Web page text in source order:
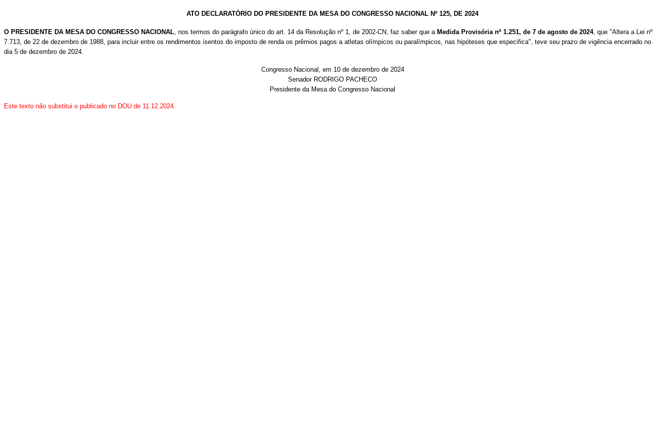
ATO DECLARATÓRIO DO PRESIDENTE DA MESA DO CONGRESSO NACIONAL Nº 125, DE 2024
O PRESIDENTE DA MESA DO CONGRESSO NACIONAL, nos termos do parágrafo único do art. 14 da Resolução nº 1, de 2002-CN, faz saber que a Medida Provisória nº 1.251, de 7 de agosto de 2024, que "Altera a Lei nº
7.713, de 22 de dezembro de 1988, para incluir entre os rendimentos isentos do imposto de renda os prêmios pagos a atletas olímpicos ou paralímpicos, nas hipóteses que especifica", teve seu prazo de vigência encerrado no
dia 5 de dezembro de 2024.
Congresso Nacional, em 10 de dezembro de 2024
Senador RODRIGO PACHECO
Presidente da Mesa do Congresso Nacional
Este texto não substitui o publicado no DOU de 11.12.2024